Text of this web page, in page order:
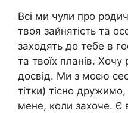
Всі ми чули про
твоя зайнятість та
заходять до тебе в
та твоїх планів. Хочу
досвід. Ми з моєю
тітки) тісно
мене, коли захоче. Є